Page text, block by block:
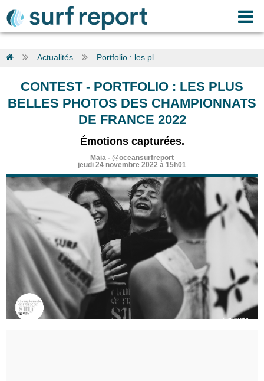
Actualités Portfolio : les pl...
CONTEST- PORTFOLIO : LES PLUS
BELLES PHOTOS DES CHAMPIONNATS
DE FRANCE 2022
Émotions capturées.
Maia - @oceansurfreport
jeudi 24 novembre 2022 à 15h01